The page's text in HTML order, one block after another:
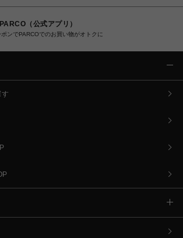
（公式アプリ）
ンでPARCOでのお買い物がオトクに